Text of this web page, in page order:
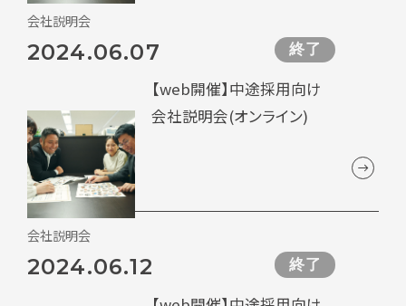
2024.06.07 終了
【web開催】中途採用向け
会社説明会(オンライン)
会社説明会
2024.06.12 終了
会社説明会